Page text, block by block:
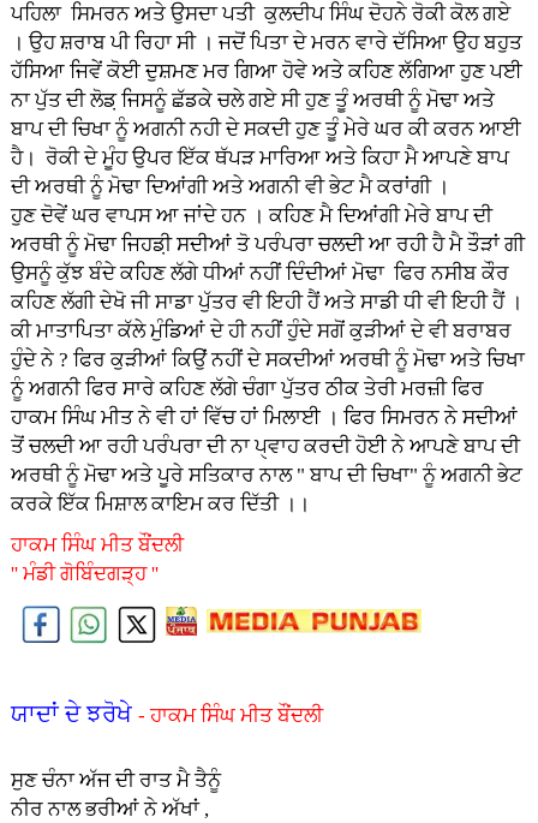
ਪਹਿਲਾ ਸਿਮਰਨ ਅਤੇ ਉਸਦਾ ਪਤੀ ਕੁਲਦੀਪ ਸਿੰਘ ਦੋਹਨੇ ਰੋਕੀ ਕੋਲ ਗਏ
। ਉਹ ਸ਼ਰਾਬ ਪੀ ਰਿਹਾ ਸੀ । ਜਦੋਂ ਪਿਤਾ ਦੇ ਮਰਨ ਵਾਰੇ ਦੱਸਿਆ ਉਹ ਬਹੁਤ
ਹੱਸਿਆ ਜਿਵੇਂ ਕੋਈ ਦੁਸ਼ਮਣ ਮਰ ਗਿਆ ਹੋਵੇ ਅਤੇ ਕਹਿਣ ਲੱਗਿਆ ਹੁਣ ਪਈ
ਨਾ ਪੁੱਤ ਦੀ ਲੋਡ਼ ਜਿਸਨੂੰ ਛੱਡਕੇ ਚਲੇ ਗਏ ਸੀ ਹੁਣ ਤੂੰ ਅਰਥੀ ਨੂੰ ਮੋਢਾ ਅਤੇ
ਬਾਪ ਦੀ ਚਿਖਾ ਨੂੰ ਅਗਨੀ ਨਹੀ ਦੇ ਸਕਦੀ ਹੁਣ ਤੂੰ ਮੇਰੇ ਘਰ ਕੀ ਕਰਨ ਆਈ
ਹੈ। ਰੋਕੀ ਦੇ ਮੂੰਹ ਉਪਰ ਇੱਕ ਥੱਪੜ ਮਾਰਿਆ ਅਤੇ ਕਿਹਾ ਮੈ ਆਪਣੇ ਬਾਪ
ਦੀ ਅਰਥੀ ਨੂੰ ਮੋਢਾ ਦਿਆਂਗੀ ਅਤੇ ਅਗਨੀ ਵੀ ਭੇਟ ਮੈ ਕਰਾਂਗੀ ।
ਹੁਣ ਦੋਵੇਂ ਘਰ ਵਾਪਸ ਆ ਜਾਂਦੇ ਹਨ । ਕਹਿਣ ਮੈ ਦਿਆਂਗੀ ਮੇਰੇ ਬਾਪ ਦੀ
ਅਰਥੀ ਨੂੰ ਮੋਢਾ ਜਿਹਡ਼ੀ ਸਦੀਆਂ ਤੋ ਪਰੰਪਰਾ ਚਲਦੀ ਆ ਰਹੀ ਹੈ ਮੈ ਤੌੜਾਂ ਗੀ
ਉਸਨੂੰ ਕੁੱਝ ਬੰਦੇ ਕਹਿਣ ਲੱਗੇ ਧੀਆਂ ਨਹੀਂ ਦਿੰਦੀਆਂ ਮੋਢਾ ਫਿਰ ਨਸੀਬ ਕੌਰ
ਕਹਿਣ ਲੱਗੀ ਦੇਖੋ ਜੀ ਸਾਡਾ ਪੁੱਤਰ ਵੀ ਇਹੀ ਹੈਂ ਅਤੇ ਸਾਡੀ ਧੀ ਵੀ ਇਹੀ ਹੈਂ ।
ਕੀ ਮਾਤਾਪਿਤਾ ਕੱਲੇ ਮੁੰਡਿਆਂ ਦੇ ਹੀ ਨਹੀਂ ਹੁੰਦੇ ਸਗੋਂ ਕੁੜੀਆਂ ਦੇ ਵੀ ਬਰਾਬਰ
ਹੁੰਦੇ ਨੇ ? ਫਿਰ ਕੁੜੀਆਂ ਕਿਉਂ ਨਹੀਂ ਦੇ ਸਕਦੀਆਂ ਅਰਥੀ ਨੂੰ ਮੋਢਾ ਅਤੇ ਚਿਖਾ
ਨੂੰ ਅਗਨੀ ਫਿਰ ਸਾਰੇ ਕਹਿਣ ਲੱਗੇ ਚੰਗਾ ਪੁੱਤਰ ਠੀਕ ਤੇਰੀ ਮਰਜ਼ੀ ਫਿਰ
ਹਾਕਮ ਸਿੰਘ ਮੀਤ ਨੇ ਵੀ ਹਾਂ ਵਿੱਚ ਹਾਂ ਮਿਲਾਈ । ਫਿਰ ਸਿਮਰਨ ਨੇ ਸਦੀਆਂ
ਤੋਂ ਚਲਦੀ ਆ ਰਹੀ ਪਰੰਪਰਾ ਦੀ ਨਾ ਪੑਵਾਹ ਕਰਦੀ ਹੋਈ ਨੇ ਆਪਣੇ ਬਾਪ ਦੀ
ਅਰਥੀ ਨੂੰ ਮੋਢਾ ਅਤੇ ਪੂਰੇ ਸਤਿਕਾਰ ਨਾਲ " ਬਾਪ ਦੀ ਚਿਖਾ" ਨੂੰ ਅਗਨੀ ਭੇਟ
ਕਰਕੇ ਇੱਕ ਮਿਸ਼ਾਲ ਕਾਇਮ ਕਰ ਦਿੱਤੀ ।।
ਹਾਕਮ ਸਿੰਘ ਮੀਤ ਬੌਂਦਲੀ
'' ਮੰਡੀ ਗੋਬਿੰਦਗੜ੍ਹ ''
ਯਾਦਾਂ ਦੇ ਝਰੋਖੇ - ਹਾਕਮ ਸਿੰਘ ਮੀਤ ਬੌਂਦਲੀ
ਸੁਣ ਚੰਨਾ ਅੱਜ ਦੀ ਰਾਤ ਮੈ ਤੈਨੂੰ
ਨੀਰ ਨਾਲ ਭਰੀਆਂ ਨੇ ਅੱਖਾਂ ,